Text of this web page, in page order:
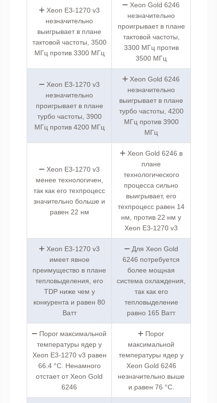
Xeon E3-1270 v3
незначительно
выигрывает в плане
тактовой частоты, 3500
МГц против 3300 МГц
Xeon Gold 6246
незначительно
проигрывает в плане
тактовой частоты,
3300 МГц против
3500 МГц
Xeon E3-1270 v3
незначительно
проигрывает в плане
турбо частоты, 3900
МГц против 4200 МГц
Xeon Gold 6246
незначительно
выигрывает в плане
турбо частоты, 4200
МГц против 3900
МГц
Xeon E3-1270 v3
менее технологичен,
так как его техпроцесс
значительно больше и
равен 22 нм
Xeon Gold 6246 в
плане
технологического
процесса сильно
выигрывает, его
техпроцесс равен 14
нм, против 22 нм у
Xeon E3-1270 v3
Xeon E3-1270 v3
имеет явное
преимущество в плане
тепловыделения, его
TDP ниже чем у
конкурента и равен 80
Ватт
Для Xeon Gold
6246 потребуется
более мощная
система охлаждения,
так как его
тепловыделение
равно 165 Ватт
Порог максимальной
температуры ядер у
Xeon E3-1270 v3 равен
66.4 °C. Ненамного
отстает от Xeon Gold
6246
Порог
максимальной
температуры ядер у
Xeon Gold 6246
незначительно выше
и равен 76 °C.